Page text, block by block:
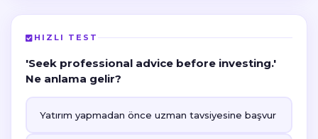
HIZLI TEST
'Seek professional advice before investing.'
Ne anlama gelir?
Yatırım yapmadan önce uzman tavsiyesine başvur